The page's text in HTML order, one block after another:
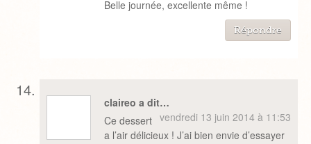
Belle journée, excellente même !
Répondre
claireo a dit…
vendredi 13 juin 2014 à 11:53
Ce dessert
a l’air délicieux ! J’ai bien envie d’essayer